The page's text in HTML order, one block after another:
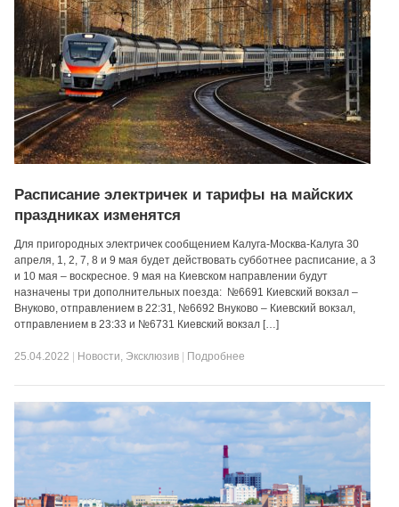
Расписание электричек и тарифы на майских
праздниках изменятся
Для пригородных электричек сообщением Калуга-Москва-Калуга 30
апреля, 1, 2, 7, 8 и 9 мая будет действовать субботнее расписание, а 3
и 10 мая – воскресное. 9 мая на Киевском направлении будут
назначены три дополнительных поезда: №6691 Киевский вокзал –
Внуково, отправлением в 22:31, №6692 Внуково – Киевский вокзал,
отправлением в 23:33 и №6731 Киевский вокзал […]
25.04.2022 Новости, Эксклюзив Подробнее